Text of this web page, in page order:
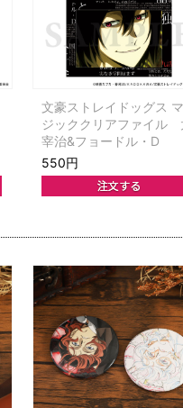
文豪ストレイドッグス マ
ジッククリアファイル
宰治&フョードル・D
550円